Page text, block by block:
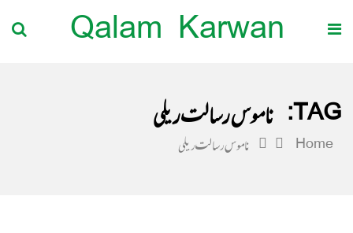
Qalam Karwan
TAG: ناموس رسالت ریلی
Home ناموس رسالت ریلی